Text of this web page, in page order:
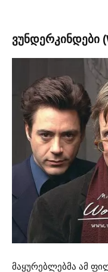
ვუნდერკინდები
მაყურებლებმა ამ